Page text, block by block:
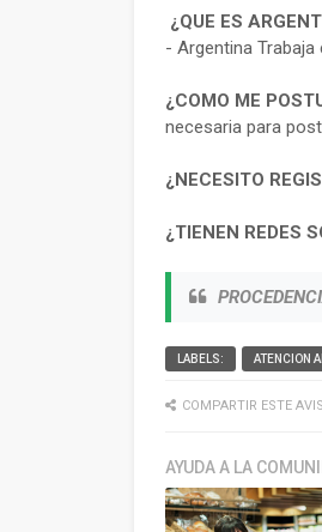
¿QUE ES
- Argentina
¿COMO ME
necesaria para
¿NECESITO
¿TIENEN REDES
LABELS: ATENCION
COMPARTIR ESTE
AYUDA A LA